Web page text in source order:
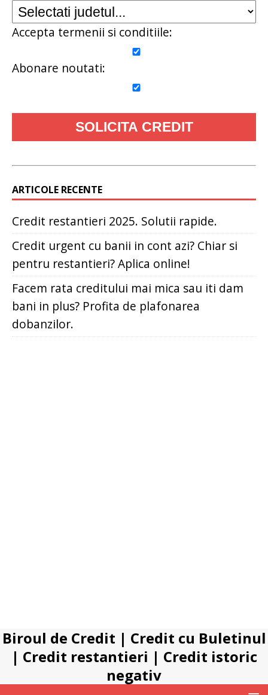
Accepta termenii si conditiile:
Abonare noutati:
ARTICOLE RECENTE
Credit restantieri 2025. Solutii rapide.
Credit urgent cu banii in cont azi? Chiar si
pentru restantieri? Aplica online!
Facem rata creditului mai mica sau iti dam
bani in plus? Profita de plafonarea
dobanzilor.
Biroul de Credit | Credit cu Buletinul
| Credit restantieri | Credit istoric
negativ